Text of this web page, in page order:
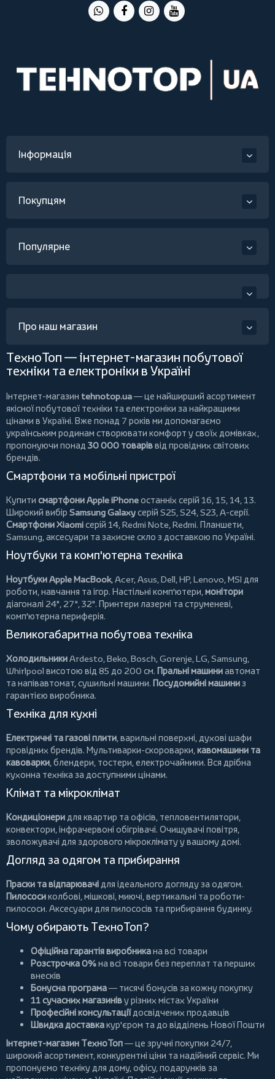
Інформація
Покупцям
Популярне
Про наш магазин
ТехноТоп — інтернет-магазин побутової
техніки та електроніки в Україні
Інтернет-магазин tehnotop.ua— це найширший асортимент
якісної побутової техніки та електроніки за найкращими
цінами в Україні. Вже понад 7 років ми допомагаємо
українським родинам створювати комфорт у своїх домівках,
пропонуючи понад 30 000 товаріввід провідних світових
брендів.
Смартфони та мобільні пристрої
Купити смартфони Apple iPhoneостанніх серій 16, 15, 14, 13.
Широкий вибір Samsung Galaxyсерій S25, S24, S23, A-серії.
Смартфони Xiaomiсерій 14, Redmi Note, Redmi. Планшети,
Samsung, аксесуари тазахисне скло з доставкою по Україні.
Ноутбуки та комп'ютерна техніка
Ноутбуки Apple MacBook,Acer,Asus,Dell,HP,Lenovo,MSI для
роботи, навчання та ігор. Настільні комп'ютери,монітори
діагоналі 24", 27", 32". Принтери лазерні та струменеві,
комп'ютерна периферія.
Великогабаритна побутова техніка
ХолодильникиArdesto,Beko,Bosch,Gorenje,LG,Samsung,
Whirlpool висотою від 85 до 200 см. Пральні машиниавтомат
та напівавтомат,сушильні машини. Посудомийні машиниз
гарантією виробника.
Техніка для кухні
Електричні та газові плити, варильні поверхні, духові шафи
провідних брендів. Мультиварки-скороварки,кавомашини та
кавоварки,блендери, тостери,електрочайники. Вся дрібна
кухонна техніка за доступними цінами.
Клімат та мікроклімат
Кондиціонеридля квартир та офісів, тепловентилятори,
конвектори,інфрачервоні обігрівачі. Очищувачі повітря,
зволожувачі для здорового мікроклімату у вашому домі.
Догляд за одягом та прибирання
Праски та відпарювачідля ідеального догляду за одягом.
Пилососиколбові,мішкові,миючі,вертикальні тароботи-
пилососи. Аксесуари для пилососів та прибирання будинку.
Чому обирають ТехноТоп?
Офіційна гарантія виробникана всі товари
Розстрочка 0%на всі товари без переплат та перших
внесків
Бонусна програма— тисячі бонусів за кожну покупку
11 сучасних магазиніву різних містах України
Професійні консультаціїдосвідчених продавців
Швидка доставкакур'єром та до відділень Нової Пошти
Інтернет-магазин ТехноТоп— це зручні покупки 24/7,
широкий асортимент, конкурентні ціни та надійний сервіс. Ми
пропонуємо техніку для дому, офісу, подарунків за